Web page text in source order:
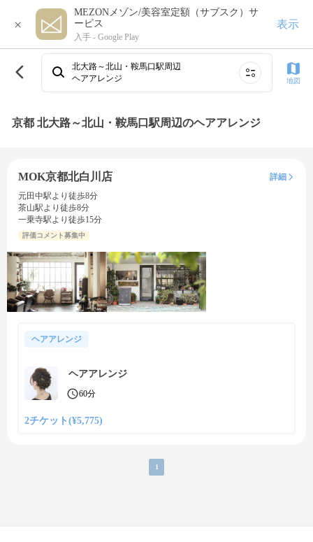
×
MEZONメゾン/美容室定額（サブスク）サ
ービス
入手 - Google Play
表示
北大路～北山・鞍馬口駅周辺
ヘアアレンジ
地図
京都 北大路～北山・鞍馬口駅周辺のヘアアレンジ
MOK京都北白川店
詳細
元田中駅より徒歩8分
茶山駅より徒歩8分
一乗寺駅より徒歩15分
評価コメント募集中
ヘアアレンジ
ヘアアレンジ
60分
2チケット(¥5,775)
1